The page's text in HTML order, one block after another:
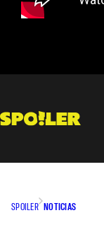
SPOILER NOTICIAS